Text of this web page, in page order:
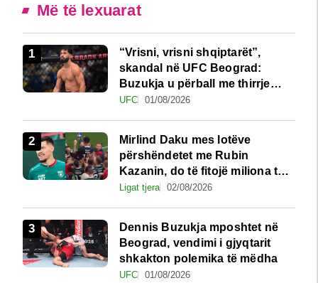
Më të lexuarat
“Vrisni, vrisni shqiptarët”,
skandal në UFC Beograd:
Buzukja u përball me thirrje
anti-shqiptare nga tribunat
UFC 01/08/2026
Mirlind Daku mes lotëve
përshëndetet me Rubin
Kazanin, do të fitojë miliona te
Spartak Moska
Ligat tjera 02/08/2026
Dennis Buzukja mposhtet në
Beograd, vendimi i gjyqtarit
shkakton polemika të mëdha
UFC 01/08/2026